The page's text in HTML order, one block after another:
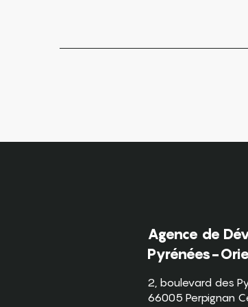
Agence de
Pyrénées-
2, boulevard des
66005 Perpignan